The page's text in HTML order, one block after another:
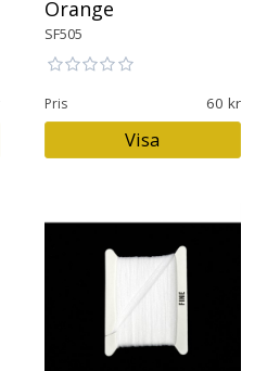
Orange
SF505
Pris 60
Visa